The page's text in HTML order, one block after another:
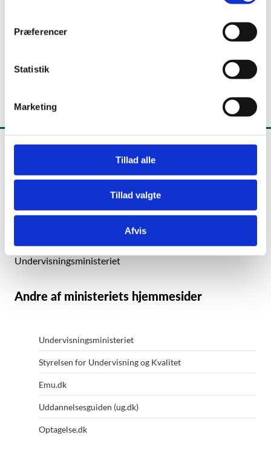
l
Præferencer
Statistik
Marketing
Tillad alle
Tillad valgte
Afvis
E-mail:
Kalvebod Brygge 47
Undervisningsministeriet
Andre af ministeriets hjemmesider
Undervisningsministeriet
Styrelsen for Undervisning og Kvalitet
Emu.dk
Uddannelsesguiden (ug.dk)
Optagelse.dk